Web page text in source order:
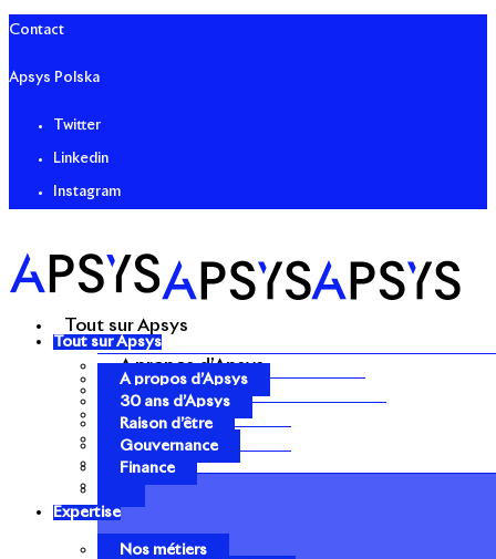
Contact
Apsys Polska
Twitter
Linkedin
Instagram
Tout sur Apsys
A propos d’Apsys
30 ans d’Apsys
Raison d’être
Gouvernance
Finance
Tout sur Apsys
A propos d’Apsys
30 ans d’Apsys
Raison d’être
Gouvernance
Finance
Expertise
Nos métiers